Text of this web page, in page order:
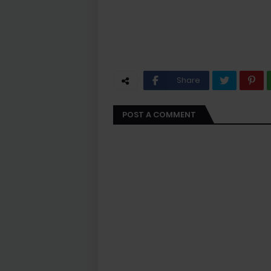
Share
POST A COMMENT